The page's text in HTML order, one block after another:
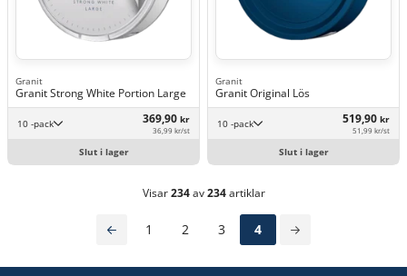
Granit
Granit Strong White Portion Large
10 -pack 369,90 kr
36,99 kr/st
Slut i lager
Granit
Granit Original Lös
10 -pack 519,90 kr
51,99 kr/st
Slut i lager
Visar234av234artiklar
1 2 3 4